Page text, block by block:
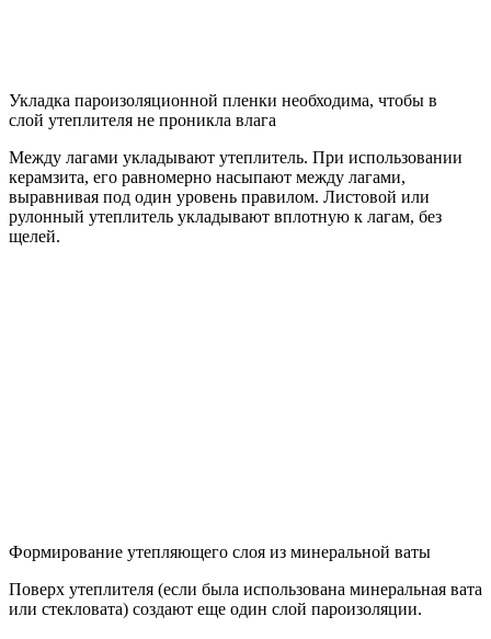
Укладка пароизоляционной пленки необходима, чтобы в
слой утеплителя не проникла влага
Между лагами укладывают утеплитель. При использовании
керамзита, его равномерно насыпают между лагами,
выравнивая под один уровень правилом. Листовой или
рулонный утеплитель укладывают вплотную к лагам, без
щелей.
Формирование утепляющего слоя из минеральной ваты
Поверх утеплителя (если была использована минеральная вата
или стекловата) создают еще один слой пароизоляции.